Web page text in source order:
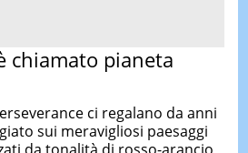
chiamato pianeta
ci regalano da anni
sui meravigliosi paesaggi